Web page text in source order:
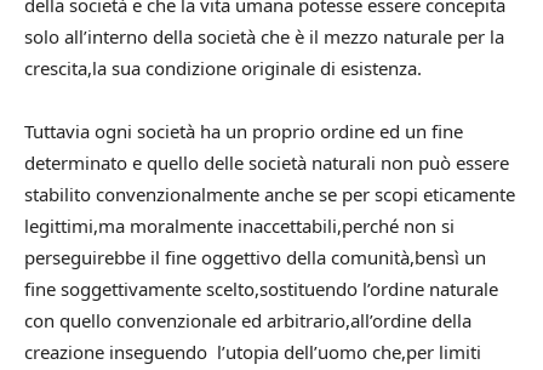
della società e che la vita umana potesse essere concepita
solo all’interno della società che è il mezzo naturale per la
crescita,la sua condizione originale di esistenza.
Tuttavia ogni società ha un proprio ordine ed un fine
determinato e quello delle società naturali non può essere
stabilito convenzionalmente anche se per scopi eticamente
legittimi,ma moralmente inaccettabili,perché non si
perseguirebbe il fine oggettivo della comunità,bensì un
fine soggettivamente scelto,sostituendo l’ordine naturale
con quello convenzionale ed arbitrario,all’ordine della
creazione inseguendo l’utopia dell’uomo che,per limiti